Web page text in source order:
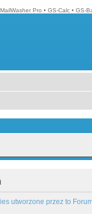
MailWasher Pro • GS-Calc • GS-
utworzone przez to